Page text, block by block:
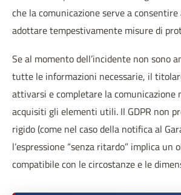
che la comunicazione serve a
adottare tempestivamente misure di
Se al momento dell’incidente non sono
tutte le informazioni necessarie, il
attivarsi e completare la comunicazione
acquisiti gli elementi utili. Il GDPR non
rigido (come nel caso della notifica al
l’espressione “senza ritardo” implica un
compatibile con le circostanze e le